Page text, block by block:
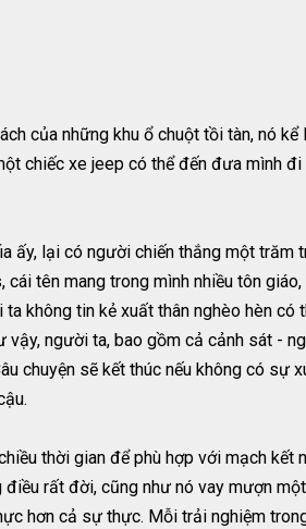
của những khu ổ chuột tồi tàn, nó kể
chiếc xe jeep có thể đến đưa mình đi
ấy, lại có người chiến thắng một trăm
cái tên mang trong mình nhiều tôn
không tin kẻ xuất thân nghèo hèn có
vậy, người ta, bao gồm cả cảnh sát -
chuyện sẽ kết thúc nếu không có sự
thời gian để phù hợp với mạch kết
rất đời, cũng như nó vay mượn
hơn cả sự thực. Mỗi trải nghiệm